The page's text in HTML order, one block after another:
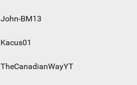
John-BM13
Kacus01
TheCanadianWayYT